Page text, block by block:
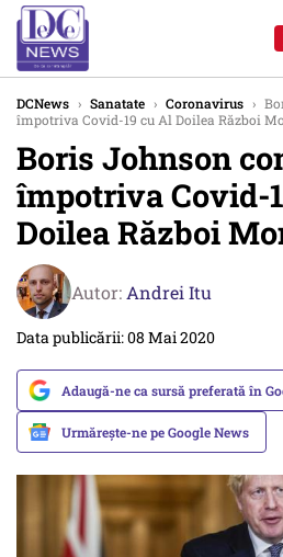
DCNews › Sanatate › Coronavirus ›
împotriva Covid-19 cu Al Doilea Război
Boris Johnson
împotriva Covid-
Doilea Război
Autor: Andrei Itu
Data publicării: 08 Mai 2020
Adaugă-ne ca sursă preferată în
Urmărește-ne pe Google News